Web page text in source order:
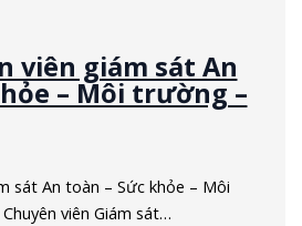
viên giám sát An
– Môi trường –
sát An toàn – Sức khỏe – Môi
viên Giám sát…